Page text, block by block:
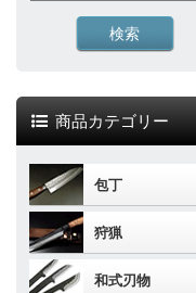
商品カテゴリー
包丁
狩猟
和式刃物